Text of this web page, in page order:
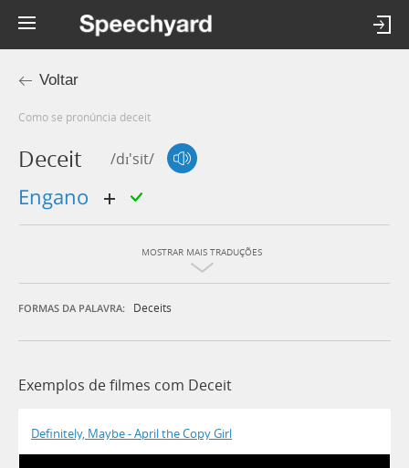
Voltar
Como se pronúncia deceit
Deceit /dɪ'sit/
engano
MOSTRAR MAIS TRADUÇÕES
FORMAS DA PALAVRA: Deceits
Exemplos de filmes com Deceit
Definitely, Maybe - April the Copy Girl